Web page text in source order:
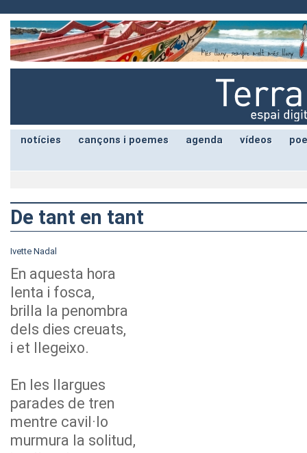
notícies cançons i poemes agenda vídeos
De tant en tant
Ivette Nadal
En aquesta hora
lenta i fosca,
brilla la penombra
dels dies creuats,
i et llegeixo.
En les llargues
parades de tren
mentre cavil·lo
murmura la solitud,